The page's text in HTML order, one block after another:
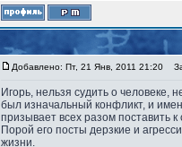
Добавлено: Пт, 21 Янв, 2011 21:20
Игорь, нельзя судить о человеке,
был изначальный конфликт, и
призывает всех разом поставить к
Порой его посты дерзкие и
жизни.